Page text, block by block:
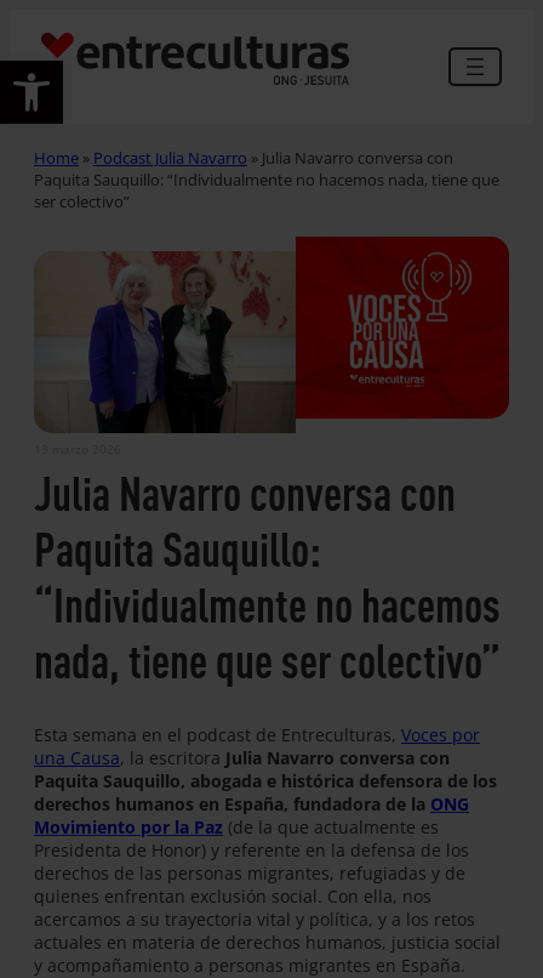
Abrir barra de herramientas
Home » Podcast Julia Navarro » Julia Navarro conversa con
Paquita Sauquillo: “Individualmente no hacemos nada, tiene que
ser colectivo”
Julia Navarro conversa con
Paquita Sauquillo:
“Individualmente no hacemos
nada, tiene que ser colectivo”
Esta semana en el podcast de Entreculturas, Voces por
una Causa, la escritora Julia Navarro conversa con
Paquita Sauquillo, abogada e histórica defensora de los
derechos humanos en España, fundadora de la ONG
Movimiento por la Paz (de la que actualmente es
Presidenta de Honor) y referente en la defensa de los
derechos de las personas migrantes, refugiadas y de
quienes enfrentan exclusión social. Con ella, nos
acercamos a su trayectoria vital y política, y a los retos
actuales en materia de derechos humanos, justicia social
y acompañamiento a personas migrantes en España.